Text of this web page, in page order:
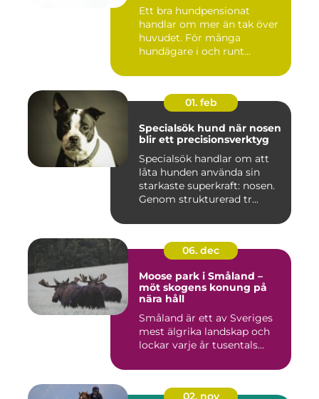
Ett bra hundpensionat
handlar om mer än tak över
huvudet. För många
hundägare i och runt
01. feb
Specialsök hund när nosen
blir ett precisionsverktyg
Specialsök handlar om att
låta hunden använda sin
starkaste superkraft: nosen.
Genom strukturerad tr...
06. dec
Moose park i Småland –
möt skogens konung på
nära håll
Småland är ett av Sveriges
mest älgrika landskap och
lockar varje år tusentals...
02. nov